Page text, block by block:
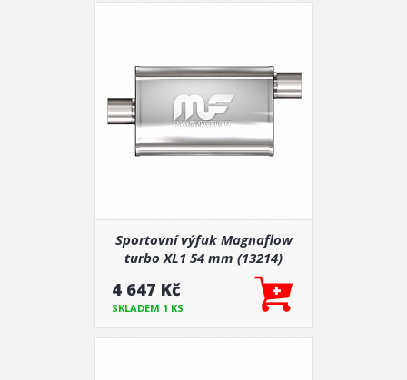
Sportovní výfuk Magnaflow
turbo XL1 54 mm (13214)
4 647 Kč
SKLADEM 1 KS